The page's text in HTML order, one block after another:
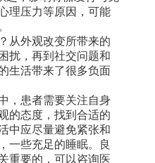
理压力等原因，可能
外观改变所带来的
扰，再到社交问题和
生活带来了很多负面
患者需要关注自身
的态度，找到合适的
中应尽量避免紧张和
一些充足的睡眠。良
重要的，可以咨询医